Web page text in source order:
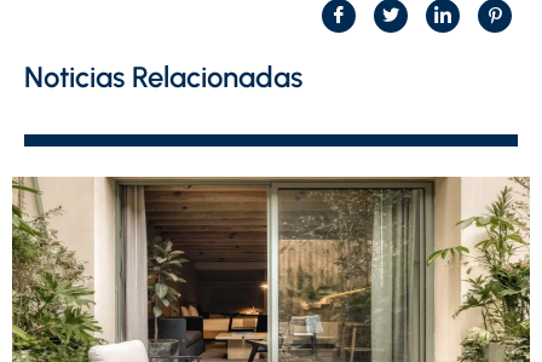
Noticias Relacionadas